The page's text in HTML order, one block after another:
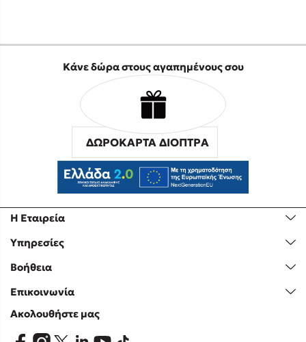
Η Εταιρεία
Υπηρεσίες
Βοήθεια
Επικοινωνία
Κάνε δώρα στους αγαπημένους σου
ΔΩΡΟΚΑΡΤΑ ΔΙΟΠΤΡΑ
Ακολουθήστε μας